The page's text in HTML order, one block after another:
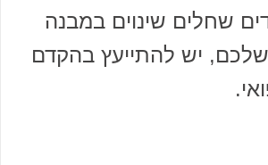
שחלים שינוים במבנה
יש להתייעץ בהקדם